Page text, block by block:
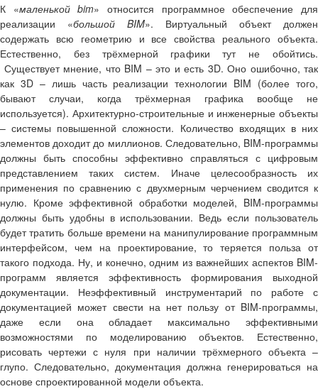
К «маленькой bim» относится программное обеспечение для
реализации «большой BIM». Виртуальный объект должен
содержать всю геометрию и все свойства реального объекта.
Естественно, без трёхмерной графики тут не обойтись.
Существует мнение, что BIM – это и есть 3D. Оно ошибочно, так
как 3D – лишь часть реализации технологии BIM (более того,
бывают случаи, когда трёхмерная графика вообще не
используется). Архитектурно-строительные и инженерные объекты
– системы повышенной сложности. Количество входящих в них
элементов доходит до миллионов. Следовательно, BIM-программы
должны быть способны эффективно справляться с цифровым
представлением таких систем. Иначе целесообразность их
применения по сравнению с двухмерным черчением сводится к
нулю. Кроме эффективной обработки моделей, BIM-программы
должны быть удобны в использовании. Ведь если пользователь
будет тратить больше времени на манипулирование программным
интерфейсом, чем на проектирование, то теряется польза от
такого подхода. Ну, и конечно, одним из важнейших аспектов BIM-
программ является эффективность формирования выходной
документации. Неэффективный инструментарий по работе с
документацией может свести на нет пользу от BIM-программы,
даже если она обладает максимально эффективными
возможностями по моделированию объектов. Естественно,
рисовать чертежи с нуля при наличии трёхмерного объекта –
глупо. Следовательно, документация должна генерироваться на
основе спроектированной модели объекта.